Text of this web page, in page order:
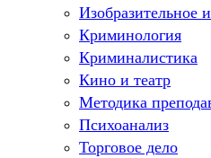
Изобразительное
Криминология
Криминалистика
Кино и театр
Методика
Психоанализ
Торговое дело